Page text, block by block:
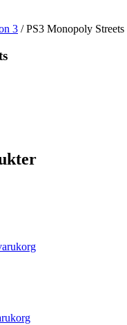
3 / PS3 Monopoly Streets